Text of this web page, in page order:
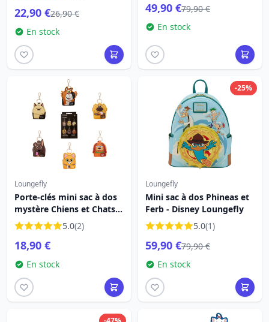
22,90 €26,90 €
En stock
49,90 €79,90 €
En stock
Loungefly
Porte-clés mini sac à dos
mystère Chiens et Chats -
Disney-Pixar Loungefly
5.0(2)
18,90 €
En stock
-25%
Loungefly
Mini sac à dos Phineas et
Ferb - Disney Loungefly
5.0(1)
59,90 €79,90 €
En stock